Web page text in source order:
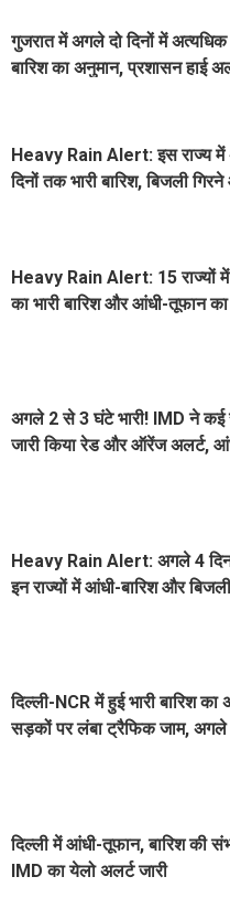
गुजरात में अगले दो दिनों में अत्यधिक
बारिश का अनुमान, प्रशासन हाई
Heavy Rain Alert: इस राज्य
दिनों तक भारी बारिश, बिजली
Heavy Rain Alert: 15 राज्यों
का भारी बारिश और आंधी-तूफान
अगले 2 से 3 घंटे भारी! IMD ने कई
जारी किया रेड और ऑरेंज अलर्ट,
Heavy Rain Alert: अगले 4 दिन
इन राज्यों में आंधी-बारिश और बिजली
दिल्ली-NCR में हुई भारी बारिश का
सड़कों पर लंबा ट्रैफिक जाम, अगले
दिल्ली में आंधी-तूफान, बारिश की
IMD का येलो अलर्ट जारी